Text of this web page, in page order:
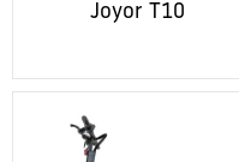
Joyor T10